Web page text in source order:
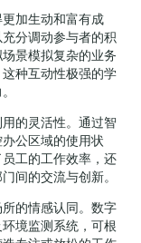
加生动和富有成
分调动参与者的积
景模拟复杂的业务
种互动性极强的学
的灵活性。通过智
公区域的使用状
工的工作效率，还
间的交流与创新。
的情感认同。数字
境监测系统，可根